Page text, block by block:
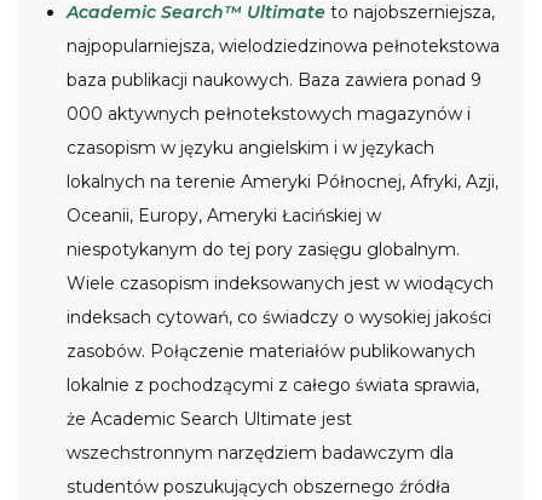
Academic Search™ Ultimate to najobszerniejsza,
najpopularniejsza, wielodziedzinowa pełnotekstowa
baza publikacji naukowych. Baza zawiera ponad 9
000 aktywnych pełnotekstowych magazynów i
czasopism w języku angielskim i w językach
lokalnych na terenie Ameryki Północnej, Afryki, Azji,
Oceanii, Europy, Ameryki Łacińskiej w
niespotykanym do tej pory zasięgu globalnym.
Wiele czasopism indeksowanych jest w wiodących
indeksach cytowań, co świadczy o wysokiej jakości
zasobów. Połączenie materiałów publikowanych
lokalnie z pochodzącymi z całego świata sprawia,
że Academic Search Ultimate jest
wszechstronnym narzędziem badawczym dla
studentów poszukujących obszernego źródła